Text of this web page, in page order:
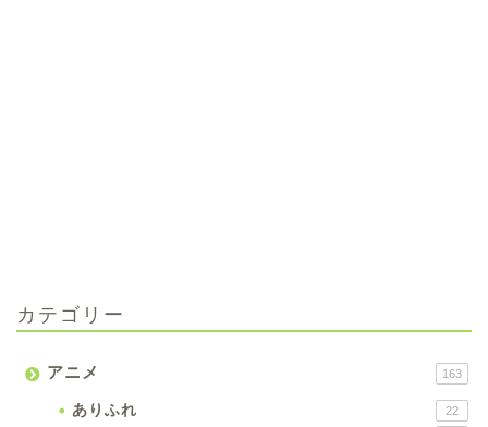
カテゴリー
アニメ 163
ありふれ 22